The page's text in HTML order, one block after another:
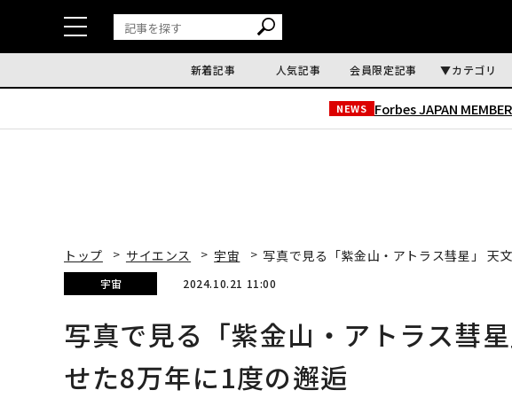
新着記事 人気記事 会員限定記事 カテゴリ
NEWS Forbes JAPAN
トップ サイエンス 宇宙 写真で見る「紫金山・アトラス彗星」 天
宇宙 2024.10.21 11:00
写真で見る「紫金山・アトラス彗
せた8万年に1度の邂逅